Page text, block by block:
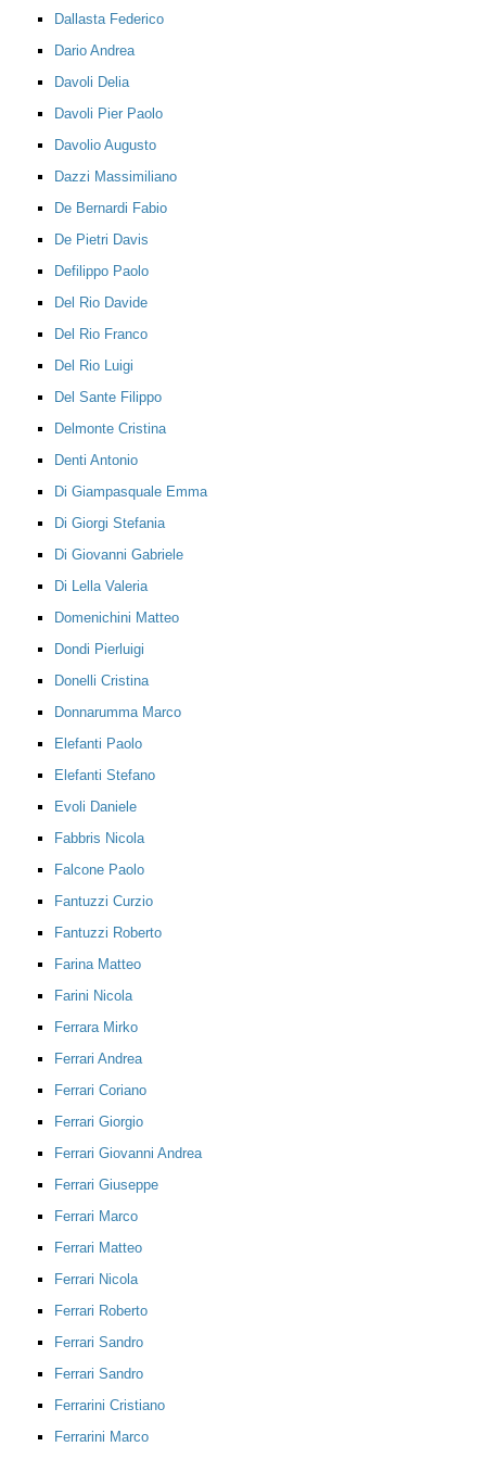
Dallasta Federico
Dario Andrea
Davoli Delia
Davoli Pier Paolo
Davolio Augusto
Dazzi Massimiliano
De Bernardi Fabio
De Pietri Davis
Defilippo Paolo
Del Rio Davide
Del Rio Franco
Del Rio Luigi
Del Sante Filippo
Delmonte Cristina
Denti Antonio
Di Giampasquale Emma
Di Giorgi Stefania
Di Giovanni Gabriele
Di Lella Valeria
Domenichini Matteo
Dondi Pierluigi
Donelli Cristina
Donnarumma Marco
Elefanti Paolo
Elefanti Stefano
Evoli Daniele
Fabbris Nicola
Falcone Paolo
Fantuzzi Curzio
Fantuzzi Roberto
Farina Matteo
Farini Nicola
Ferrara Mirko
Ferrari Andrea
Ferrari Coriano
Ferrari Giorgio
Ferrari Giovanni Andrea
Ferrari Giuseppe
Ferrari Marco
Ferrari Matteo
Ferrari Nicola
Ferrari Roberto
Ferrari Sandro
Ferrari Sandro
Ferrarini Cristiano
Ferrarini Marco